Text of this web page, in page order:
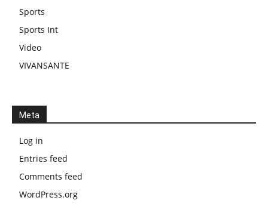
Sports
Sports Int
Video
VIVANSANTE
Meta
Log in
Entries feed
Comments feed
WordPress.org